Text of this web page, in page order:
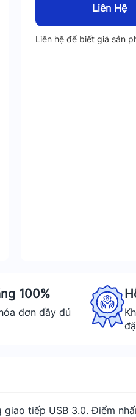
Liên Hệ
Liên hệ để biết giá sản
100%
đơn đầy đủ
tiếp USB 3.0. Điểm